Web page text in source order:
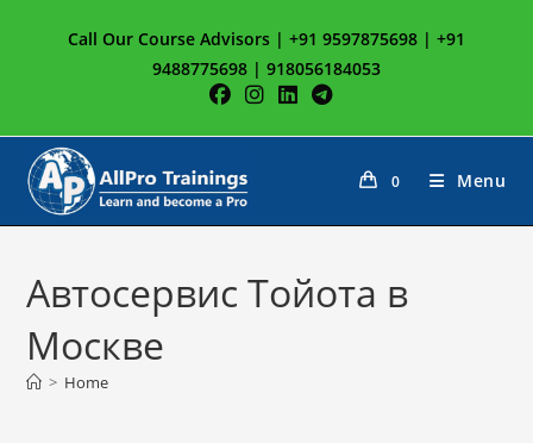
Call Our Course Advisors | +91 9597875698 | +91
9488775698 | 918056184053
0 Menu
Автосервис Тойота в
Москве
> Home